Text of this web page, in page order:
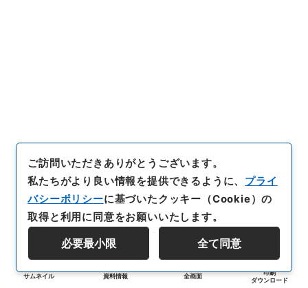
サムネイル 資料情報 全画面
印刷
ダウンロード
ご訪問いただきありがとうございます。
私たちがより良い情報を提供できるように、 プライ
バシーポリシーに基づいたクッキー（Cookie）の
取得と利用に同意をお願いいたします。
必要最小限 全て同意